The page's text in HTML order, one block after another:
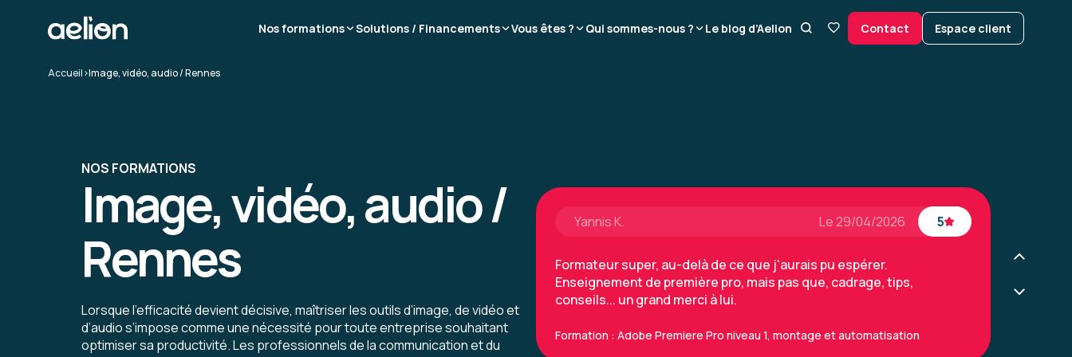
Nos formations Solutions / Financements Vous êtes ? Qui sommes-nous ? Le blog d’Aelion Contact Espace client
Accueil>Image, vidéo, audio / Rennes
NOS FORMATIONS
Image, vidéo, audio /
Rennes
Lorsque l’efficacité devient décisive, maîtriser les outils d’image, de vidéo et
d’audio s’impose comme une nécessité pour toute entreprise souhaitant
optimiser sa productivité. Les professionnels de la communication et du
Yannis K. Le 29/04/2026 5
Yannis K. Le 29/04/2026 5
Formateur super, au-delà de ce que j'aurais pu espérer.
Enseignement de première pro, mais pas que, cadrage, tips,
conseils... un grand merci à lui.
Formation : Adobe Premiere Pro niveau 1, montage et automatisation